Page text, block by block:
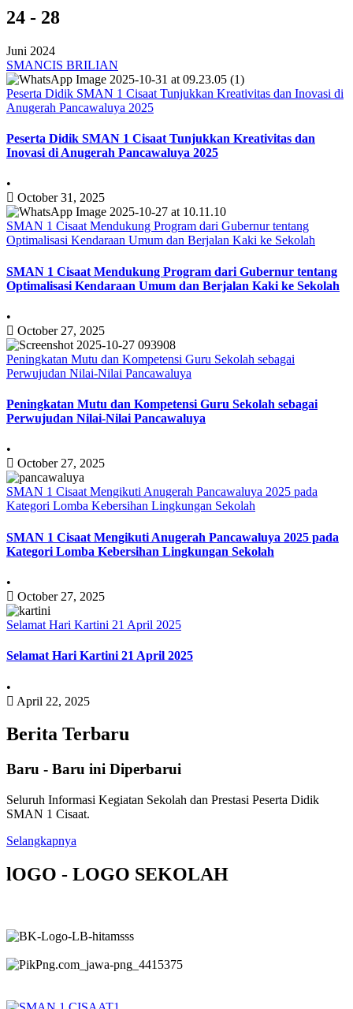
24 - 28
Juni 2024
SMANCIS BRILIAN
Peserta Didik SMAN 1 Cisaat Tunjukkan Kreativitas dan Inovasi di
Anugerah Pancawaluya 2025
Peserta Didik SMAN 1 Cisaat Tunjukkan Kreativitas dan
Inovasi di Anugerah Pancawaluya 2025
•
October 31, 2025
SMAN 1 Cisaat Mendukung Program dari Gubernur tentang
Optimalisasi Kendaraan Umum dan Berjalan Kaki ke Sekolah
SMAN 1 Cisaat Mendukung Program dari Gubernur tentang
Optimalisasi Kendaraan Umum dan Berjalan Kaki ke Sekolah
•
October 27, 2025
Peningkatan Mutu dan Kompetensi Guru Sekolah sebagai
Perwujudan Nilai-Nilai Pancawaluya
Peningkatan Mutu dan Kompetensi Guru Sekolah sebagai
Perwujudan Nilai-Nilai Pancawaluya
•
October 27, 2025
SMAN 1 Cisaat Mengikuti Anugerah Pancawaluya 2025 pada
Kategori Lomba Kebersihan Lingkungan Sekolah
SMAN 1 Cisaat Mengikuti Anugerah Pancawaluya 2025 pada
Kategori Lomba Kebersihan Lingkungan Sekolah
•
October 27, 2025
Selamat Hari Kartini 21 April 2025
Selamat Hari Kartini 21 April 2025
•
April 22, 2025
Berita Terbaru
Baru - Baru ini Diperbarui
Seluruh Informasi Kegiatan Sekolah dan Prestasi Peserta Didik
SMAN 1 Cisaat.
Selangkapnya
lOGO - LOGO SEKOLAH